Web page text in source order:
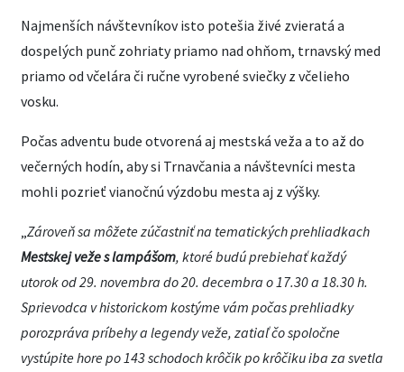
Najmenších návštevníkov isto potešia živé zvieratá a
dospelých punč zohriaty priamo nad ohňom, trnavský med
priamo od včelára či ručne vyrobené sviečky z včelieho
vosku.
Počas adventu bude otvorená aj mestská veža a to až do
večerných hodín, aby si Trnavčania a návštevníci mesta
mohli pozrieť vianočnú výzdobu mesta aj z výšky.
Zároveň sa môžete zúčastniť na tematických prehliadkach
Mestskej veže s lampášom, ktoré budú prebiehať každý
utorok od 29. novembra do 20. decembra o 17.30 a 18.30 h.
Sprievodca v historickom kostýme vám počas prehliadky
porozpráva príbehy a legendy veže, zatiaľ čo spoločne
vystúpite hore po 143 schodoch krôčik po krôčiku iba za svetla